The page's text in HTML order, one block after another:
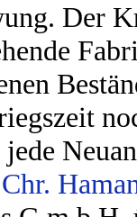
Der
Chr.